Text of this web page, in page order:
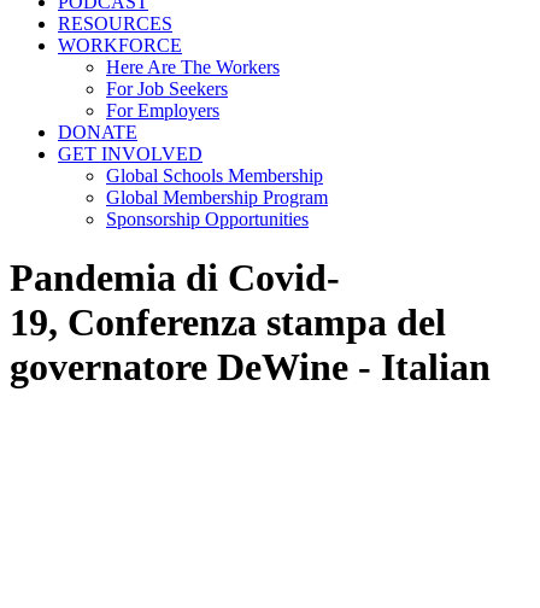
RESOURCES
WORKFORCE
Here Are The Workers
For Job Seekers
For Employers
DONATE
GET INVOLVED
Global Schools Membership
Global Membership Program
Sponsorship Opportunities
Pandemia di Covid-
19, Conferenza stampa del
governatore DeWine - Italian